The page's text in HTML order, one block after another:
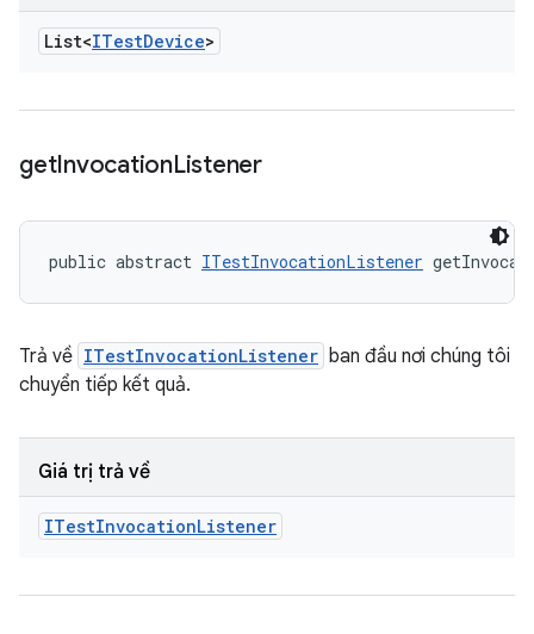
List<ITestDevice>
getInvocationListener
public abstract ITestInvocationListener
Trả về ITestInvocationListener ban đầu nơi chúng tôi
chuyển tiếp kết quả.
Giá trị trả về
ITestInvocationListener